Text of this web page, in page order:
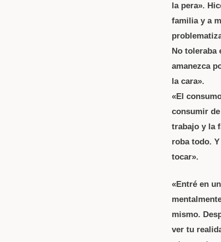
la pera».
familia y a
No toleraba
amanezca
la cara».
«El
consumir
trabajo y la
roba todo.
tocar».
«Entré en
mismo.
ver tu